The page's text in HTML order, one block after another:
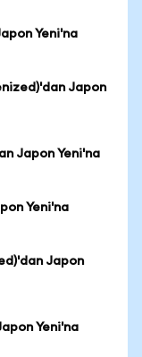
Yeni'na
Japon
Japon Yeni'na
Yeni'na
Japon
Yeni'na